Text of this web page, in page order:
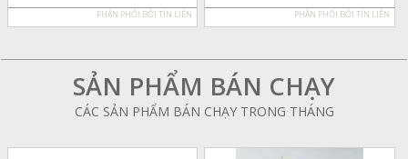
PHÂN PHỐI BỞI TÍN LIÊN PHÂN PHỐI BỞI TÍN LIÊN
SẢN PHẨM BÁN CHẠY
CÁC SẢN PHẨM BÁN CHẠY TRONG THÁNG